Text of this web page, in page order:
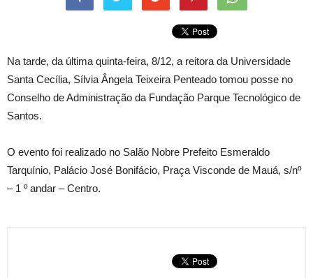
Na tarde, da última quinta-feira, 8/12, a reitora da Universidade
Santa Cecília, Sílvia Ângela Teixeira Penteado tomou posse no
Conselho de Administração da Fundação Parque Tecnológico de
Santos.
O evento foi realizado no Salão Nobre Prefeito Esmeraldo
Tarquínio, Palácio José Bonifácio, Praça Visconde de Mauá, s/nº
– 1 º andar – Centro.